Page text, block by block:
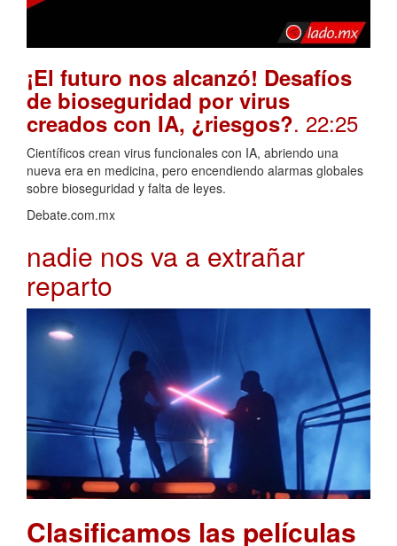
¡El futuro nos alcanzó! Desafíos
de bioseguridad por virus
creados con IA, ¿riesgos?. 22:25
Científicos crean virus funcionales con IA, abriendo una
nueva era en medicina, pero encendiendo alarmas globales
sobre bioseguridad y falta de leyes.
Debate.com.mx
nadie nos va a extrañar
reparto
Clasificamos las películas